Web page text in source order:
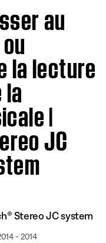
au
la lecture
la
|
JC
Stereo JC system
- 2014